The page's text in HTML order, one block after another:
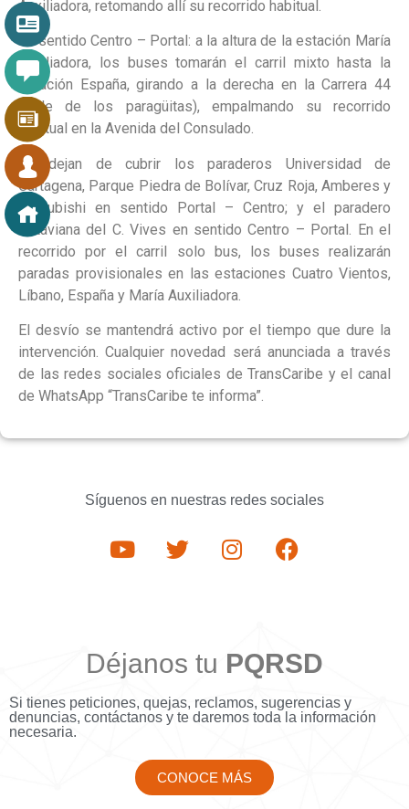
Auxiliadora, retomando allí su recorrido habitual.
En sentido Centro – Portal: a la altura de la estación María
Auxiliadora, los buses tomarán el carril mixto hasta la
estación España, girando a la derecha en la Carrera 44
(calle de los paragüitas), empalmando su recorrido
habitual en la Avenida del Consulado.
Se dejan de cubrir los paraderos Universidad de
Cartagena, Parque Piedra de Bolívar, Cruz Roja, Amberes y
Mitsubishi en sentido Portal – Centro; y el paradero
Octaviana del C. Vives en sentido Centro – Portal. En el
recorrido por el carril solo bus, los buses realizarán
paradas provisionales en las estaciones Cuatro Vientos,
Líbano, España y María Auxiliadora.
El desvío se mantendrá activo por el tiempo que dure la
intervención. Cualquier novedad será anunciada a través
de las redes sociales oficiales de TransCaribe y el canal
de WhatsApp “TransCaribe te informa”.
Síguenos en nuestras redes sociales
Déjanos tu PQRSD
Si tienes peticiones, quejas, reclamos, sugerencias y
denuncias, contáctanos y te daremos toda la información
necesaria.
CONOCE MÁS